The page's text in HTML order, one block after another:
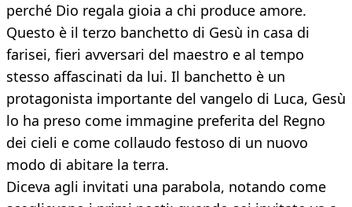
perché Dio regala gioia a chi produce amore.
Questo è il terzo banchetto di Gesù in casa di
farisei, fieri avversari del maestro e al tempo
stesso affascinati da lui. Il banchetto è un
protagonista importante del vangelo di Luca, Gesù
lo ha preso come immagine preferita del Regno
dei cieli e come collaudo festoso di un nuovo
modo di abitare la terra.
Diceva agli invitati una parabola, notando come